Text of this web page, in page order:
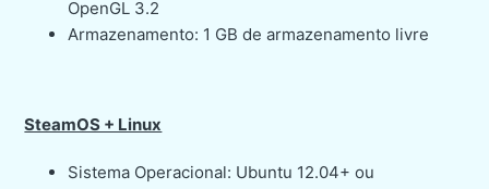
OpenGL 3.2
Armazenamento: 1 GB de armazenamento livre
SteamOS + Linux
Sistema Operacional: Ubuntu 12.04+ ou